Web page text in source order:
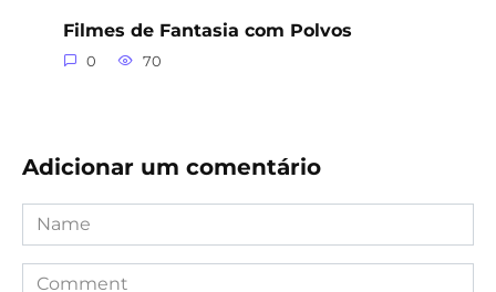
Filmes de Fantasia com Polvos
0 70
Adicionar um comentário
Name
Comment